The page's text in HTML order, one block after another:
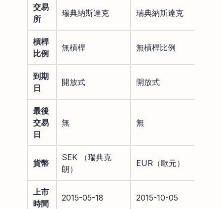
交易
所
瑞典納斯達克 瑞典納斯達克
槓桿
比例
無槓桿 無槓桿比例
到期
日
開放式 開放式
最後
交易
日
無 無
貨幣
SEK （瑞典克
朗）
EUR（歐元）
上市
時間
2015-05-18 2015-10-05